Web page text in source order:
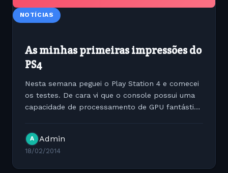
NOTÍCIAS
As minhas primeiras impressões do
PS4
Nesta semana peguei o Play Station 4 e comecei
os testes. De cara vi que o console possui uma
capacidade de processamento de GPU fantástica
Media Center Com um HD...
A Admin
18/02/2014